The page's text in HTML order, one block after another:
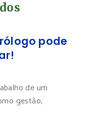
pode
de um
gestão,